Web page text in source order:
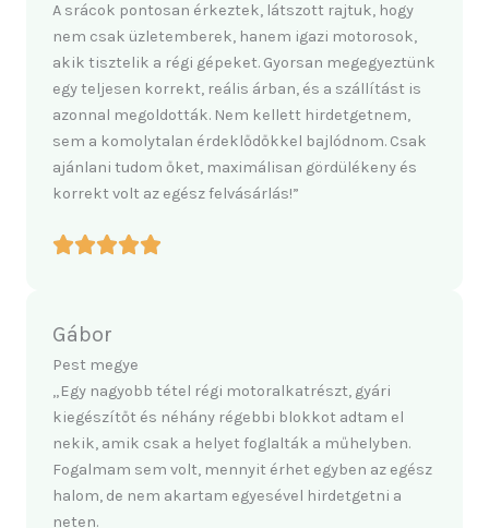
A srácok pontosan érkeztek, látszott rajtuk, hogy
nem csak üzletemberek, hanem igazi motorosok,
akik tisztelik a régi gépeket. Gyorsan megegyeztünk
egy teljesen korrekt, reális árban, és a szállítást is
azonnal megoldották. Nem kellett hirdetgetnem,
sem a komolytalan érdeklődőkkel bajlódnom. Csak
ajánlani tudom őket, maximálisan gördülékeny és
korrekt volt az egész felvásárlás!”
Gábor
Pest megye
„Egy nagyobb tétel régi motoralkatrészt, gyári
kiegészítőt és néhány régebbi blokkot adtam el
nekik, amik csak a helyet foglalták a műhelyben.
Fogalmam sem volt, mennyit érhet egyben az egész
halom, de nem akartam egyesével hirdetgetni a
neten.